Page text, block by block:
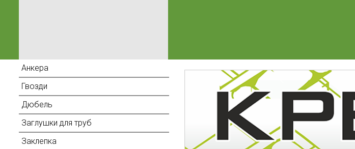
Анкера
Гвозди
Дюбель
Заглушки для труб
Заклепка